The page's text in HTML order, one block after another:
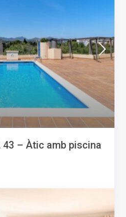
43 – Àtic amb piscina